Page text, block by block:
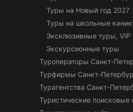
Туры на Новый год 2027
Туры на школьные
Эксклюзивные туры, VIP
Экскурсионные туры
Туроператоры Санкт-
Турфирмы Санкт-
Турагентства Санкт-
Туристические поисковые